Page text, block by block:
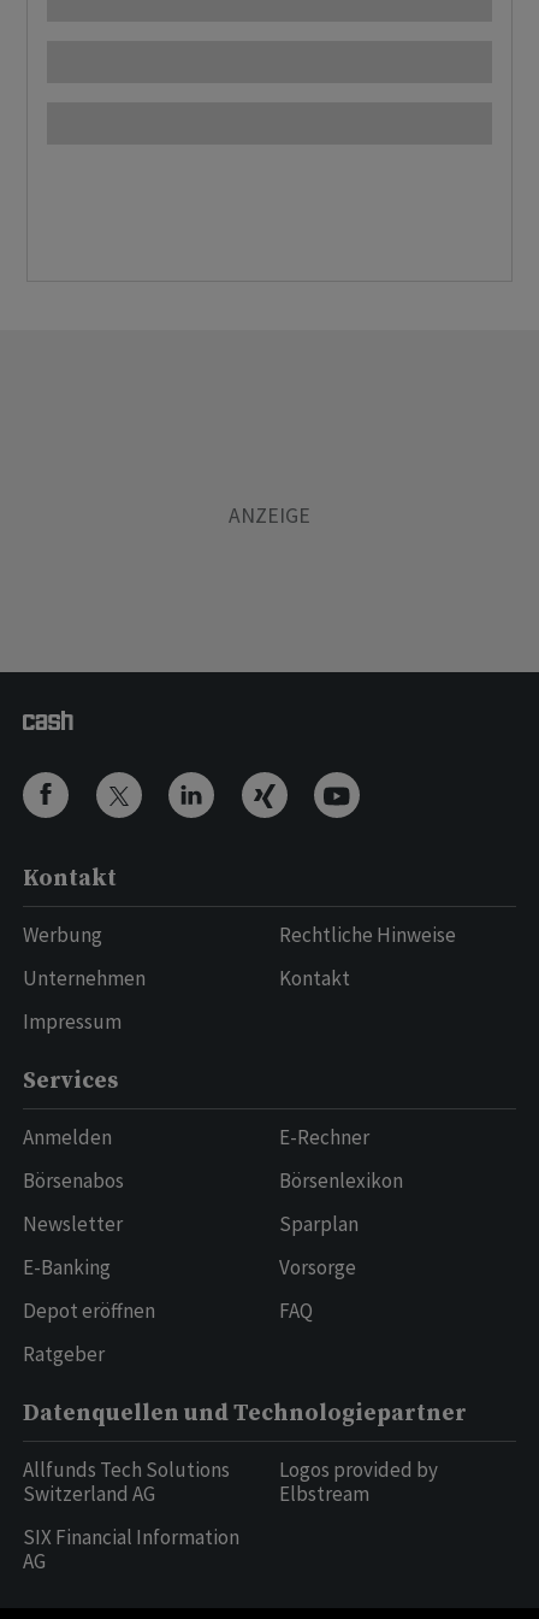
Kontakt
Werbung
Unternehmen
Impressum
Rechtliche Hinweise
Kontakt
Services
Anmelden
Börsenabos
Newsletter
E-Banking
Depot eröffnen
Ratgeber
E-Rechner
Börsenlexikon
Sparplan
Vorsorge
FAQ
Datenquellen und Technologiepartner
Allfunds Tech Solutions
Switzerland AG
SIX Financial Information
AG
Logos provided by
Elbstream